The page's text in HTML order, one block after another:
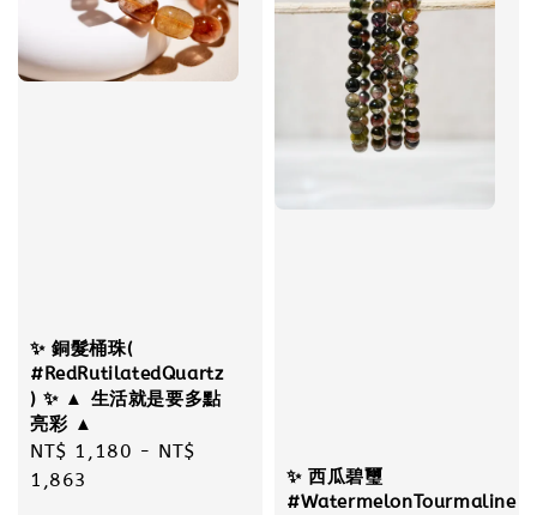
✨ 銅髮桶珠(
#RedRutilatedQuartz
) ✨ ▲ 生活就是要多點
亮彩 ▲
Regular
price
NT$ 1,180 - NT$
1,863
✨ 西瓜碧璽
#WatermelonTourmaline